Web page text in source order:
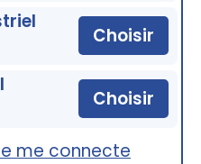
Choisir
Choisir
me connecte